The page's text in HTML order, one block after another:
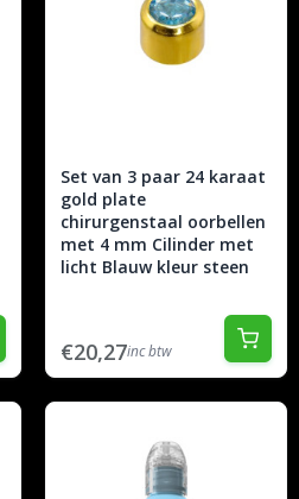
Set van 3 paar 24 karaat
gold plate
chirurgenstaal oorbellen
met 4 mm Cilinder met
licht Blauw kleur steen
€20,27inc btw